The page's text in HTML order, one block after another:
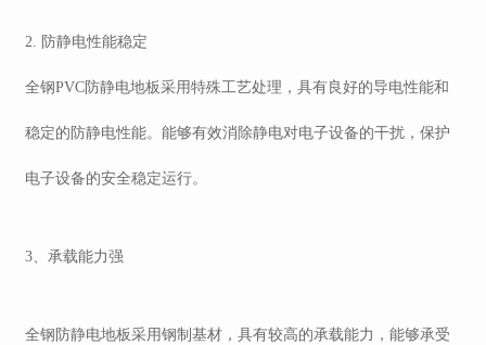
2. 防静电性能稳定
全钢PVC防静电地板采用特殊工艺处理，具有良好的导电性能和
稳定的防静电性能。能够有效消除静电对电子设备的干扰，保护
电子设备的安全稳定运行。
3、承载能力强
全钢防静电地板采用钢制基材，具有较高的承载能力，能够承受